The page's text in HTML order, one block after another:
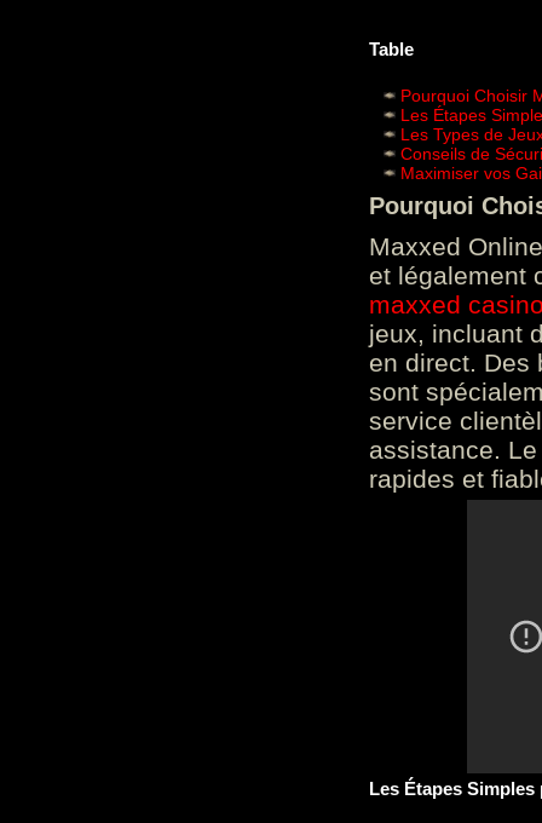
Table
Pourquoi Choisir
Les Étapes
Les Types de
Conseils de
Maximiser vos
Pourquoi
Maxxed
et légalement
maxxed
jeux, incluant
en direct. Des
sont
service
assistance.
rapides et
Les Étapes